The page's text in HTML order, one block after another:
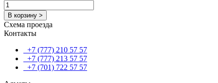
В корзину >
Схема проезда
Контакты
+7 (777) 210 57 57
+7 (777) 213 57 57
+7 (701) 722 57 57